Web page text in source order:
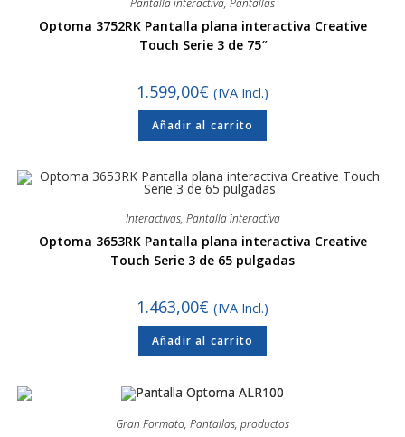
Optoma 3752RK Pantalla plana interactiva Creative
Touch Serie 3 de 75″
1.599,00€ (IVA Incl.)
Añadir al carrito
Interactivas, Pantalla interactiva
Optoma 3653RK Pantalla plana interactiva Creative
Touch Serie 3 de 65 pulgadas
1.463,00€ (IVA Incl.)
Añadir al carrito
Gran Formato, Pantallas, productos